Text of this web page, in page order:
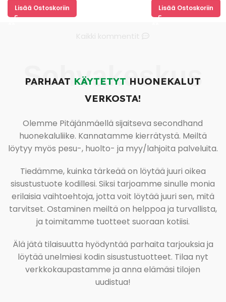
Lisää Ostoskoriin Lisää Ostoskoriin
Sohvakeskus
PARHAAT KÄYTETYT HUONEKALUT
VERKOSTA!
Olemme Pitäjänmäellä sijaitseva secondhand
huonekaluliike. Kannatamme kierrätystä. Meiltä
löytyy myös pesu-, huolto- ja myy/lahjoita palveluita.
Tiedämme, kuinka tärkeää on löytää juuri oikea
sisustustuote kodillesi. Siksi tarjoamme sinulle monia
erilaisia vaihtoehtoja, jotta voit löytää juuri sen, mitä
tarvitset. Ostaminen meiltä on helppoa ja turvallista,
ja toimitamme tuotteet suoraan kotiisi.
Älä jätä tilaisuutta hyödyntää parhaita tarjouksia ja
löytää unelmiesi kodin sisustustuotteet. Tilaa nyt
verkkokaupastamme ja anna elämäsi tilojen
uudistua!